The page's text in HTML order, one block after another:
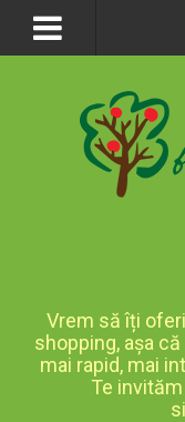
Vrem să îți
shopping, așa
mai rapid, mai
Te